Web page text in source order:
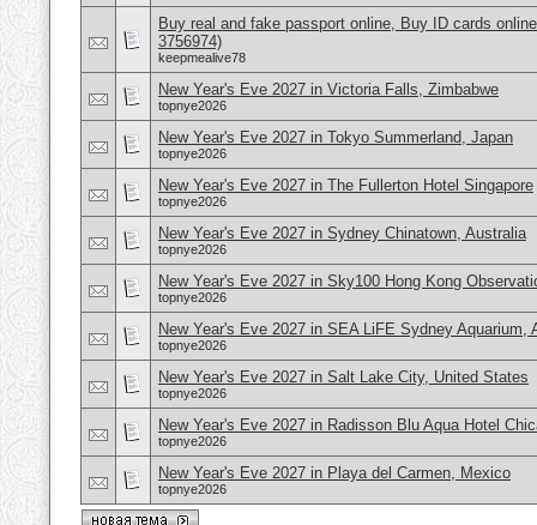
Buy real and fake passport online, Buy ID cards
3756974)
keepmealive78
New Year's Eve 2027 in Victoria Falls, Zimbabwe
topnye2026
New Year's Eve 2027 in Tokyo Summerland, Japan
topnye2026
New Year's Eve 2027 in The Fullerton Hotel Singapore
topnye2026
New Year's Eve 2027 in Sydney Chinatown, Australia
topnye2026
New Year's Eve 2027 in Sky100 Hong Kong
topnye2026
New Year's Eve 2027 in SEA LiFE Sydney Aquarium,
topnye2026
New Year's Eve 2027 in Salt Lake City, United States
topnye2026
New Year's Eve 2027 in Radisson Blu Aqua Hotel
topnye2026
New Year's Eve 2027 in Playa del Carmen, Mexico
topnye2026